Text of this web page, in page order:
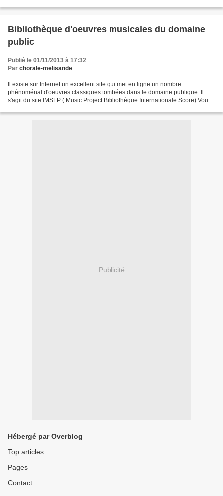
Bibliothèque d'oeuvres musicales du domaine
public
Publié le 01/11/2013 à 17:32
Par chorale-melisande
Il existe sur Internet un excellent site qui met en ligne un nombre
phénoménal d'oeuvres classiques tombées dans le domaine publique. Il
s'agit du site IMSLP ( Music Project Bibliothèque Internationale Score) Vous
Publicité
Hébergé par Overblog
Top articles
Pages
Contact